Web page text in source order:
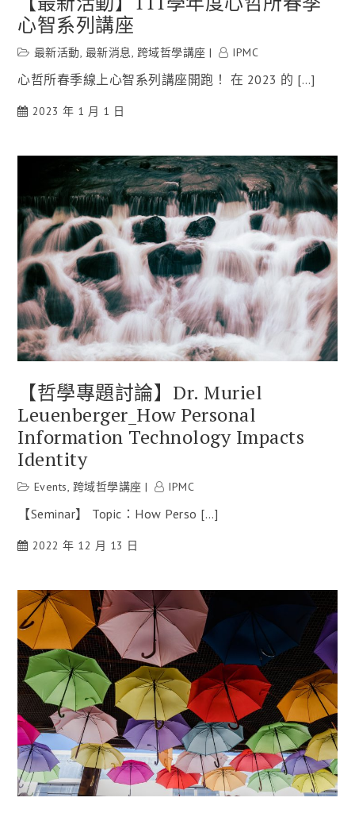
心智系列講座
最新活動, 最新消息, 跨域哲學講座 IPMC
心哲所春季線上心智系列講座開跑！ 在 2023 的 […]
2023 年 1 月 1 日
【哲學專題討論】Dr. Muriel
Leuenberger_How Personal
Information Technology Impacts
Identity
Events, 跨域哲學講座 IPMC
【Seminar】 Topic：How Perso […]
2022 年 12 月 13 日